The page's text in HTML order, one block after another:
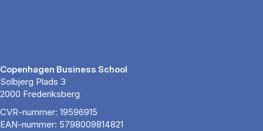
Copenhagen Business School
Solbjerg Plads 3
2000 Frederiksberg
CVR-nummer: 19596915
EAN-nummer: 5798009814821